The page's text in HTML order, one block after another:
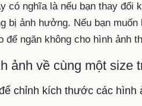
có nghĩa là nếu bạn thay đổi
bị ảnh hưởng. Nếu bạn
để ngăn không cho hình
ảnh về cùng một size
chỉnh kích thước các